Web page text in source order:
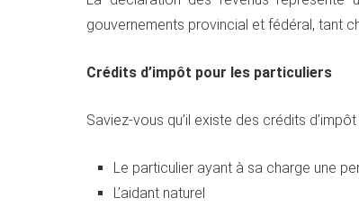
gouvernements provincial et fédéral, tant
Crédits d’impôt pour les particuliers
Saviez-vous qu’il existe des crédits d’impôt
Le particulier ayant à sa charge une
L’aidant naturel